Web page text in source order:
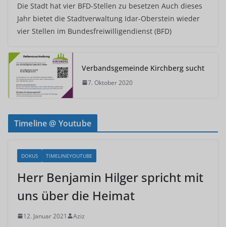
Die Stadt hat vier BFD-Stellen zu besetzen Auch dieses
Jahr bietet die Stadtverwaltung Idar-Oberstein wieder
vier Stellen im Bundesfreiwilligendienst (BFD)
Verbandsgemeinde Kirchberg sucht
7. Oktober 2020
Timeline @ Youtube
DOKUS TIMELINEYOUTUBE
Herr Benjamin Hilger spricht mit
uns über die Heimat
12. Januar 2021 Aziz